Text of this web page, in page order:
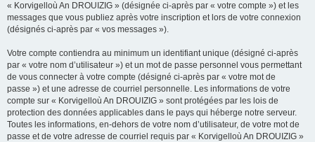
« Korvigelloù An DROUIZIG » (désignée ci-après par « votre compte ») et les
messages que vous publiez après votre inscription et lors de votre connexion
(désignés ci-après par « vos messages »).
Votre compte contiendra au minimum un identifiant unique (désigné ci-après
par « votre nom d’utilisateur ») et un mot de passe personnel vous permettant
de vous connecter à votre compte (désigné ci-après par « votre mot de
passe ») et une adresse de courriel personnelle. Les informations de votre
compte sur « Korvigelloù An DROUIZIG » sont protégées par les lois de
protection des données applicables dans le pays qui héberge notre serveur.
Toutes les informations, en-dehors de votre nom d’utilisateur, de votre mot de
passe et de votre adresse de courriel requis par « Korvigelloù An DROUIZIG »